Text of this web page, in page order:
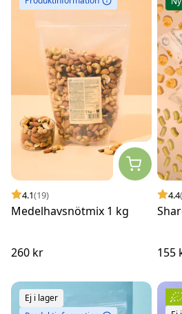
4.1(19)
Medelhavsnötmix 1 kg
260 kr
4.4
155
Ej i lager